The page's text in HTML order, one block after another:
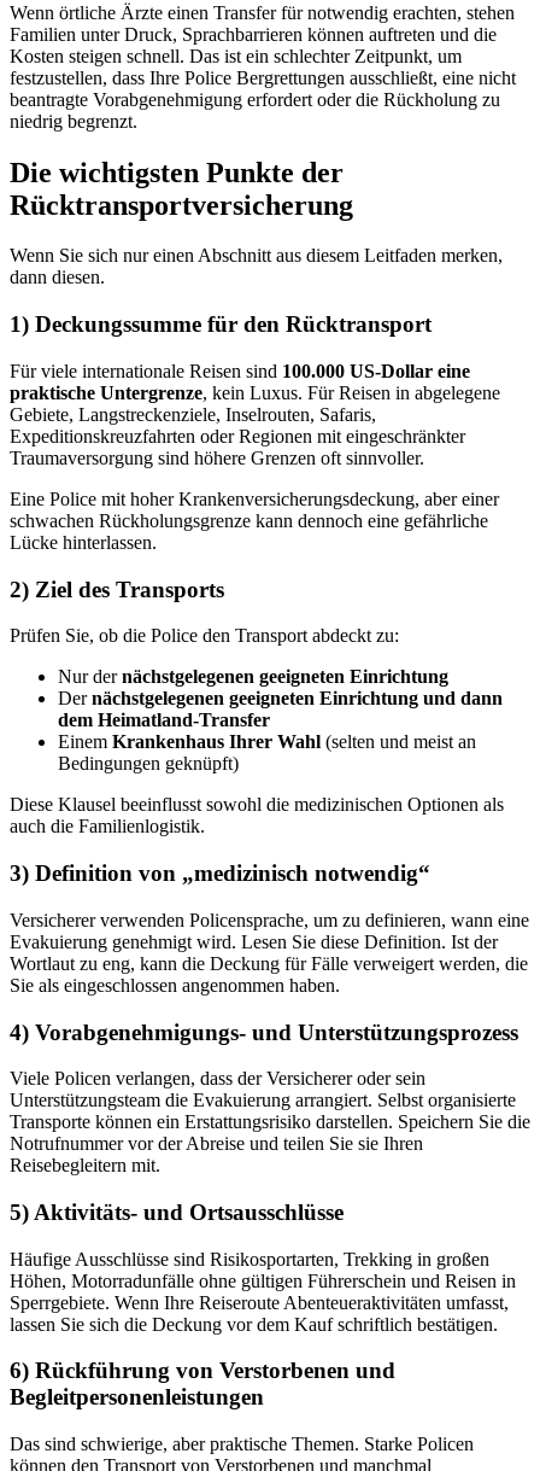
Wenn örtliche Ärzte einen Transfer für notwendig erachten, stehen
Familien unter Druck, Sprachbarrieren können auftreten und die
Kosten steigen schnell. Das ist ein schlechter Zeitpunkt, um
festzustellen, dass Ihre Police Bergrettungen ausschließt, eine nicht
beantragte Vorabgenehmigung erfordert oder die Rückholung zu
niedrig begrenzt.
Die wichtigsten Punkte der
Rücktransportversicherung
Wenn Sie sich nur einen Abschnitt aus diesem Leitfaden merken,
dann diesen.
1) Deckungssumme für den Rücktransport
Für viele internationale Reisen sind 100.000 US-Dollar eine
praktische Untergrenze, kein Luxus. Für Reisen in abgelegene
Gebiete, Langstreckenziele, Inselrouten, Safaris,
Expeditionskreuzfahrten oder Regionen mit eingeschränkter
Traumaversorgung sind höhere Grenzen oft sinnvoller.
Eine Police mit hoher Krankenversicherungsdeckung, aber einer
schwachen Rückholungsgrenze kann dennoch eine gefährliche
Lücke hinterlassen.
2) Ziel des Transports
Prüfen Sie, ob die Police den Transport abdeckt zu:
Nur dernächstgelegenen geeigneten Einrichtung
Dernächstgelegenen geeigneten Einrichtung und dann
dem Heimatland-Transfer
Einem Krankenhaus Ihrer Wahl (selten und meist an
Bedingungen geknüpft)
Diese Klausel beeinflusst sowohl die medizinischen Optionen als
auch die Familienlogistik.
3) Definition von „medizinisch notwendig“
Versicherer verwenden Policensprache, um zu definieren, wann eine
Evakuierung genehmigt wird. Lesen Sie diese Definition. Ist der
Wortlaut zu eng, kann die Deckung für Fälle verweigert werden, die
Sie als eingeschlossen angenommen haben.
4) Vorabgenehmigungs- und Unterstützungsprozess
Viele Policen verlangen, dass der Versicherer oder sein
Unterstützungsteam die Evakuierung arrangiert. Selbst organisierte
Transporte können ein Erstattungsrisiko darstellen. Speichern Sie die
Notrufnummer vor der Abreise und teilen Sie sie Ihren
Reisebegleitern mit.
5) Aktivitäts- und Ortsausschlüsse
Häufige Ausschlüsse sind Risikosportarten, Trekking in großen
Höhen, Motorradunfälle ohne gültigen Führerschein und Reisen in
Sperrgebiete. Wenn Ihre Reiseroute Abenteueraktivitäten umfasst,
lassen Sie sich die Deckung vor dem Kauf schriftlich bestätigen.
6) Rückführung von Verstorbenen und
Begleitpersonenleistungen
Das sind schwierige, aber praktische Themen. Starke Policen
können den Transport von Verstorbenen und manchmal